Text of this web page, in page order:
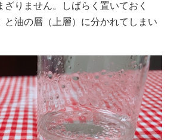
りません。しばらく置いておく
と油の層（上層）に分かれてしまい